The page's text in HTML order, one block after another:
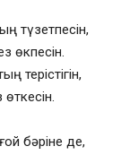
түзетпесін,
өкпесін.
терістігін,
өткесін.
бәріне де,